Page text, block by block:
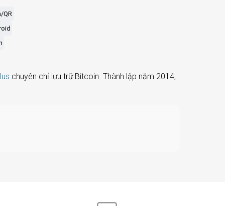
QR
chuyên chỉ lưu trữ Bitcoin. Thành lập năm 2014,